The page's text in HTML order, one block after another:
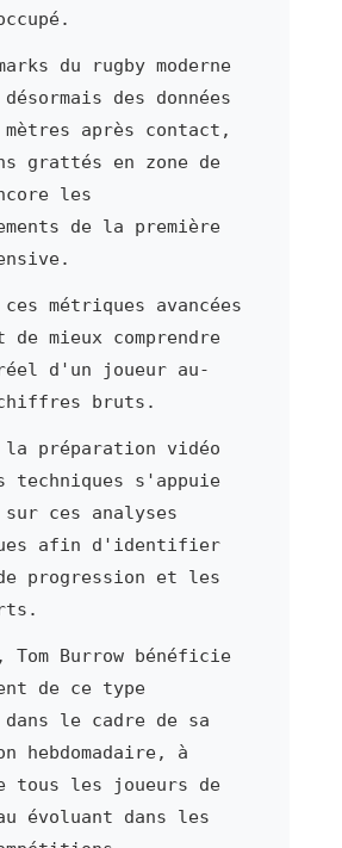
du rugby moderne
des données
mètres après contact,
grattés en zone de
les
de la première
métriques avancées
de mieux comprendre
d'un joueur au-
bruts.
la préparation vidéo
techniques s'appuie
ces analyses
afin d'identifier
progression et les
Tom Burrow bénéficie
de ce type
le cadre de sa
hebdomadaire, à
tous les joueurs de
évoluant dans les